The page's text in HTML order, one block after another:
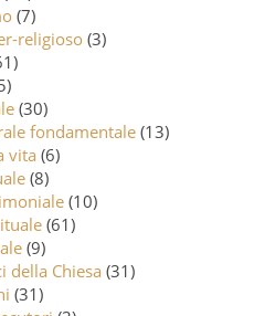
(7)
religioso (3)
(30)
fondamentale (13)
vita (6)
(8)
(10)
(61)
(9)
della Chiesa (31)
(31)